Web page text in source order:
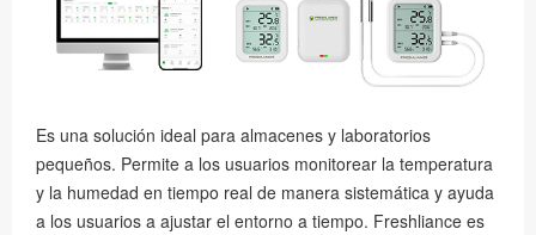
Es una solución ideal para almacenes y laboratorios
pequeños. Permite a los usuarios monitorear la temperatura
y la humedad en tiempo real de manera sistemática y ayuda
a los usuarios a ajustar el entorno a tiempo. Freshliance es